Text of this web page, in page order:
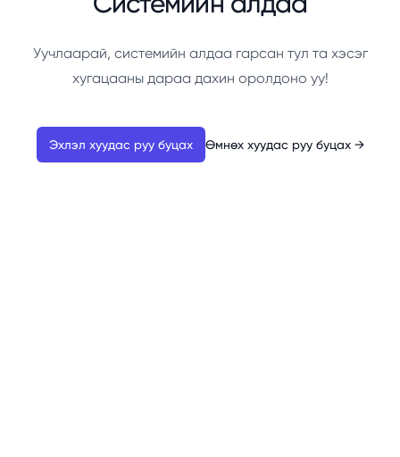
Уучлаарай, системийн алдаа гарсан тул та хэсэг
хугацааны дараа дахин оролдоно уу!
Эхлэл хуудас руу буцах Өмнөх хуудас руу буцах →